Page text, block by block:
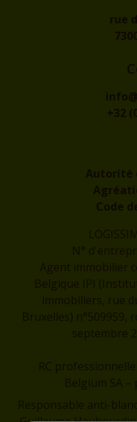
rue
+32
Autorité
Code
N°
Agent immobilier
Belgique IPI
immobiliers, rue
Bruxelles) n°509959,
septembre
RC
Belgium SA –
Responsable anti-